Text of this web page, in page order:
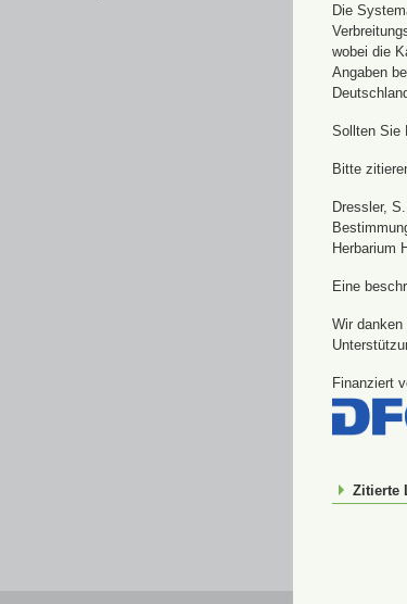
Die
wobei die
Angaben
Sollten Sie
Bitte
Dressler,
Herbarium
Eine
Wir
Finanziert
Zitierte